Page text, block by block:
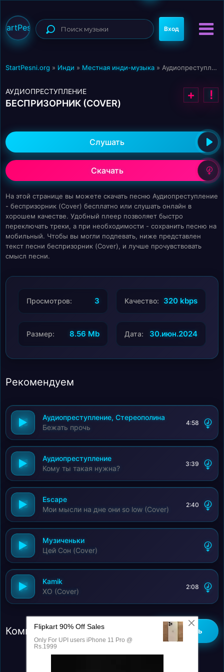
Вход
StartPesni.org » Инди » Местная инди-музыка » Аудиопреступление - беспризорник (Cover)
АУДИОПРЕСТУПЛЕНИЕ
БЕСПРИЗОРНИК (COVER)
+ !
Слушать
Скачать
На этой странице вы можете скачать песню Аудиопреступление
- беспризорник (Cover) бесплатно или слушать онлайн в
хорошем качестве. Удобный плеер позволяет быстро
переключать треки, а при необходимости - сохранить песню на
мобильный. Чтобы вы могли подпевать, ниже представлен
текст песни беспризорник (Cover), и лучше прочувствовать
смысл песни.
Просмотров: 3 Качество: 320 kbps
Размер: 8.56 Mb Дата: 30.июн.2024
Рекомендуем
Аудиопреступление, Стереополина
Бежать прочь
4:58
Аудиопреступление
Кому ты такая нужна?
3:39
Escape
Мои мысли на дне они so low (Cover)
2:40
Музиченьки
Цей Сон (Cover)
Kamik
XO (Cover)
2:08
Комментарии (0) Добавить